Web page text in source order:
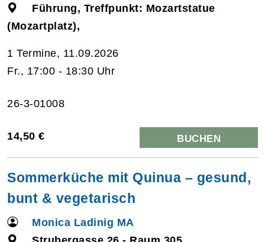
Führung, Treffpunkt: Mozartstatue
(Mozartplatz),
1 Termine, 11.09.2026
Fr., 17:00 - 18:30 Uhr
26-3-01008
14,50 € BUCHEN
Sommerküche mit Quinua – gesund,
bunt & vegetarisch
Monica Ladinig MA